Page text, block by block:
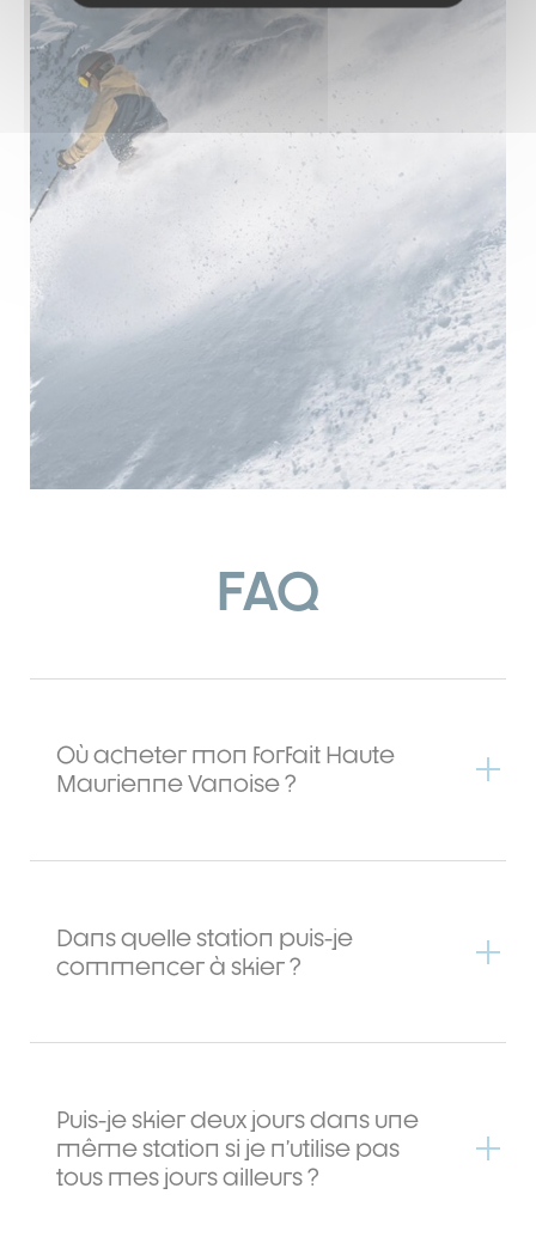
FAQ
Où acheter mon forfait Haute
Maurienne Vanoise ?
Dans quelle station puis-je
commencer à skier ?
Puis-je skier deux jours dans une
même station si je n’utilise pas
tous mes jours ailleurs ?